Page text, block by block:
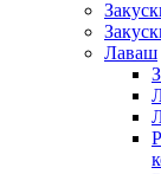
Лаваш